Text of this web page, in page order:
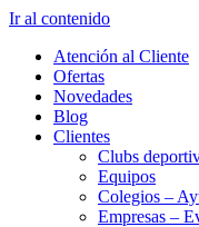
Ir al contenido
Atención al Cliente
Ofertas
Novedades
Blog
Clientes
Clubs
Equipos
Colegios –
Empresas –